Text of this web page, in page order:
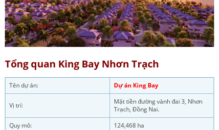
Tổng quan King Bay Nhơn Trạch
Tên dự án: Dự án King Bay
Vị trí:
Mặt tiền đường vành đai 3, Nhơn
Trạch, Đồng Nai.
Quy mô:
124,468 ha